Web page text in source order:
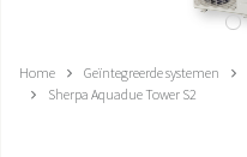
LUCHTBEHANDELING
Home Geïntegreerde systemen
Sherpa Aquadue Tower S2